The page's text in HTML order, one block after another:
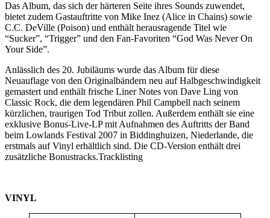
Das Album, das sich der härteren Seite ihres Sounds zuwendet,
bietet zudem Gastauftritte von Mike Inez (Alice in Chains) sowie
C.C. DeVille (Poison) und enthält herausragende Titel wie
“Sucker”, “Trigger” und den Fan-Favoriten “God Was Never On
Your Side”.
Anlässlich des 20. Jubiläums wurde das Album für diese
Neuauflage von den Originalbändern neu auf Halbgeschwindigkeit
gemastert und enthält frische Liner Notes von Dave Ling von
Classic Rock, die dem legendären Phil Campbell nach seinem
kürzlichen, traurigen Tod Tribut zollen. Außerdem enthält sie eine
exklusive Bonus-Live-LP mit Aufnahmen des Auftritts der Band
beim Lowlands Festival 2007 in Biddinghuizen, Niederlande, die
erstmals auf Vinyl erhältlich sind. Die CD-Version enthält drei
zusätzliche Bonustracks.Tracklisting
VINYL